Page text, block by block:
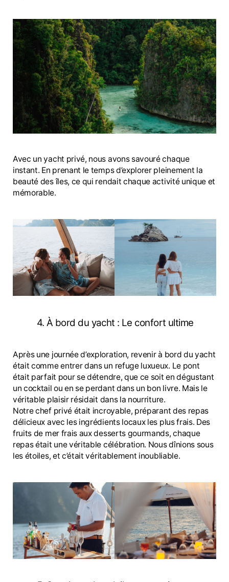
Avec un yacht privé, nous avons savouré chaque
instant. En prenant le temps d’explorer pleinement la
beauté des îles, ce qui rendait chaque activité unique et
mémorable.
4. À bord du yacht : Le confort ultime
Après une journée d’exploration, revenir à bord du yacht
était comme entrer dans un refuge luxueux. Le pont
était parfait pour se détendre, que ce soit en dégustant
un cocktail ou en se perdant dans un bon livre. Mais le
véritable plaisir résidait dans la nourriture.
Notre chef privé était incroyable, préparant des repas
délicieux avec les ingrédients locaux les plus frais. Des
fruits de mer frais aux desserts gourmands, chaque
repas était une véritable célébration. Nous dînions sous
les étoiles, et c’était véritablement inoubliable.